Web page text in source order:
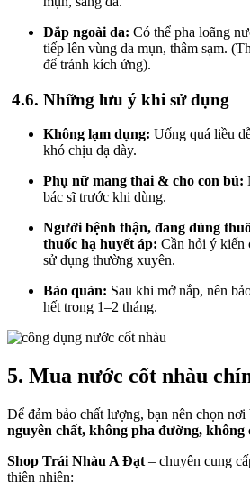
Đắp ngoài da: Có thể pha loãng
tiếp lên vùng da mụn, thâm sạm.
để tránh kích ứng).
4.6. Những lưu ý khi sử dụng
Không lạm dụng: Uống quá liều
khó chịu dạ dày.
Phụ nữ mang thai & cho con bú:
bác sĩ trước khi dùng.
Người bệnh thận, đang dùng
thuốc hạ huyết áp: Cần hỏi ý kiến
sử dụng thường xuyên.
Bảo quản: Sau khi mở nắp, nên
hết trong 1–2 tháng.
5. Mua nước cốt nhàu
Để đảm bảo chất lượng, bạn nên chọn nơi
nguyên chất, không pha đường, không
Shop Trái Nhàu A Đạt – chuyên cung
thiên nhiên: